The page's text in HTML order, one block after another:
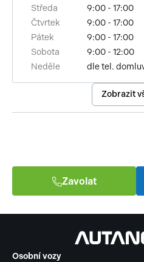
výsuvné opěrky hlav
senzor tlaku v
alarm
výškově nastavitelná
řazení pádly pod volantem
parkovací asistent
samostmívací zrcátka
Středa
9:00 - 17:00
Čtvrtek
9:00 - 17:00
Pátek
9:00 - 17:00
Sobota
9:00 - 12:00
Neděle
dle tel.
Zobrazit
Zavolat
Osobní vozy